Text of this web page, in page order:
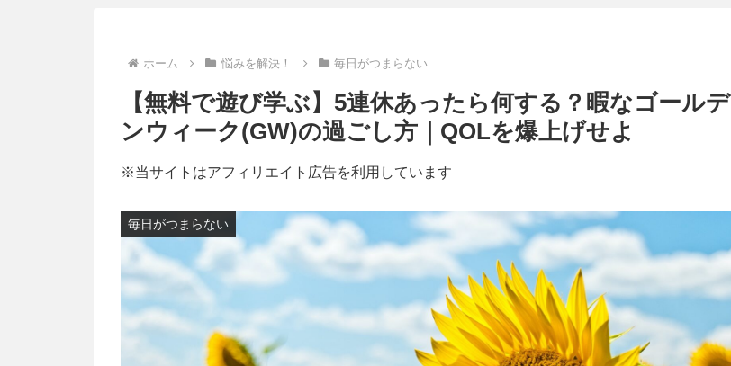
ホーム 悩みを解決！ 毎日がつまらない
【無料で遊び学ぶ】5連休あったら何する？暇なゴールデ
ンウィーク(GW)の過ごし方｜QOLを爆上げせよ
※当サイトはアフィリエイト広告を利用しています
毎日がつまらない